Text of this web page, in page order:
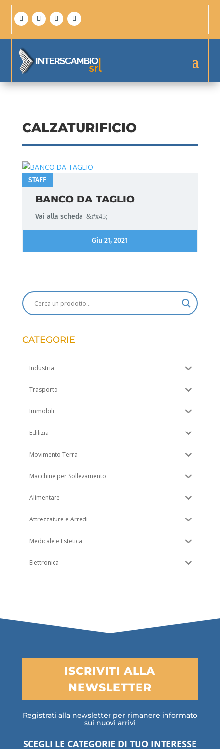
CALZATURIFICIO
STAFF
BANCO DA TAGLIO
Vai alla scheda
Giu 21, 2021
CATEGORIE
Industria
Trasporto
Immobili
Edilizia
Movimento Terra
Macchine per Sollevamento
Alimentare
Attrezzature e Arredi
Medicale e Estetica
Elettronica
ISCRIVITI ALLA
NEWSLETTER
Registrati alla newsletter per rimanere informato
sui nuovi arrivi
SCEGLI LE CATEGORIE DI TUO INTERESSE